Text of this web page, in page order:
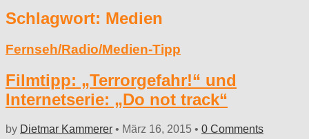
Schlagwort: Medien
Fernseh/Radio/Medien-Tipp
Filmtipp: „Terrorgefahr!“ und
Internetserie: „Do not track“
by Dietmar Kammerer • März 16, 2015 • 0 Comments